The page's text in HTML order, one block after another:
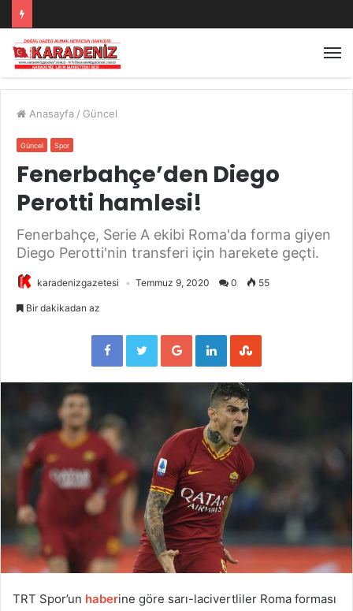
Anasayfa / Güncel
Güncel Spor
Fenerbahçe’den Diego
Perotti hamlesi!
Fenerbahçe, Serie A ekibi Roma'da forma giyen
Diego Perotti'nin transferi için harekete geçti.
karadenizgazetesi Temmuz 9, 2020 0 55
Bir dakikadan az
FacebookTwitterGoogle+LinkedInStumbleUpon
TRT Spor’un haberine göre sarı-lacivertliler Roma forması